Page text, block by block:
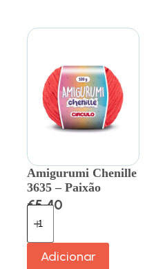
Amigurumi Chenille
3635 – Paixão
€5.40
Adicionar